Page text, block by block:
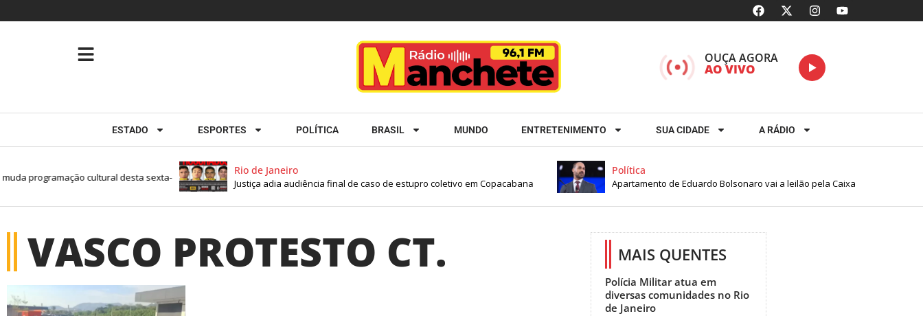
OUÇA AGORA
AO VIVO
ESTADO ESPORTES POLÍTICA BRASIL MUNDO ENTRETENIMENTO SUA CIDADE A RÁDIO
Rio de Janeiro
Justiça adia audiência final de caso de estupro coletivo em Copacabana
Política
Apartamento de Eduardo Bolsonaro vai a leilão pela Caixa
programação cultural desta sexta-
VASCO PROTESTO CT. MAIS QUENTES
Polícia Militar atua em
diversas comunidades no Rio
de Janeiro